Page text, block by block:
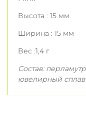
Высота : 15 мм
Ширина : 15 мм
Вес :1,4 г
Состав:
ювелирный сплав